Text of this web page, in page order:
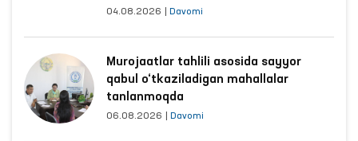
04.08.2026 Davomi
Murojaatlar tahlili asosida sayyor
qabul o‘tkaziladigan mahallalar
tanlanmoqda
06.08.2026 Davomi